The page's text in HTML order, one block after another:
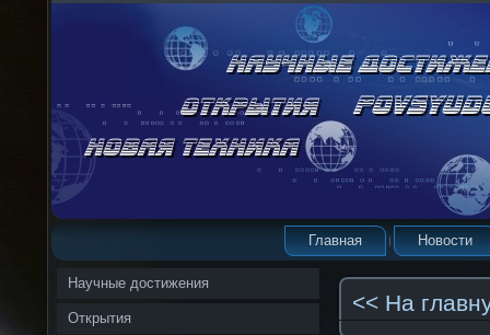
Главная Новости
Научные достижения
Открытия
<< На